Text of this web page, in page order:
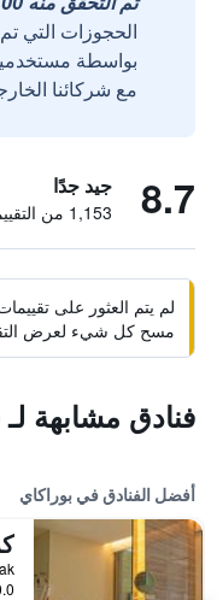
الحجوزات التي
مع شركائنا
8.7 جيد جدًا
1,153 من التقييمات تم التحقق منها
لم يتم العثور على
مسح كل شيء لعرض
فنادق مشابهة
أفضل الفنادق في بوراكاي
0.0 كيلومتر